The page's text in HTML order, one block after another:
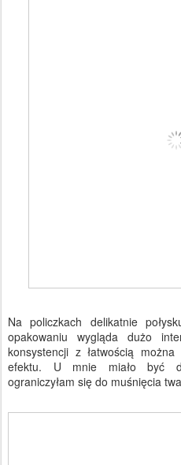
Na policzkach delikatnie
opakowaniu wygląda dużo
konsystencji z łatwością
efektu. U mnie miało być
ograniczyłam się do muśnięcia